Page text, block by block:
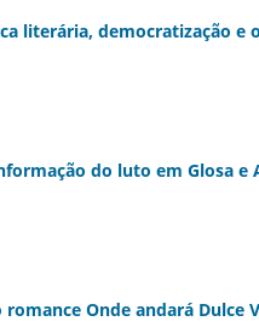
literária, democratização e
do luto em Glosa e
Onde andará Dulce